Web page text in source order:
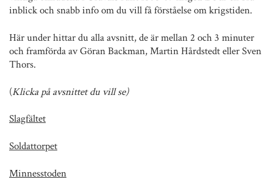
inblick och snabb info om du vill få förståelse om krigstiden.
Här under hittar du alla avsnitt, de är mellan 2 och 3 minuter
och framförda av Göran Backman, Martin Hårdstedt eller Sven
Thors.
(Klicka på avsnittet du vill se)
Slagfältet
Soldattorpet
Minnesstoden